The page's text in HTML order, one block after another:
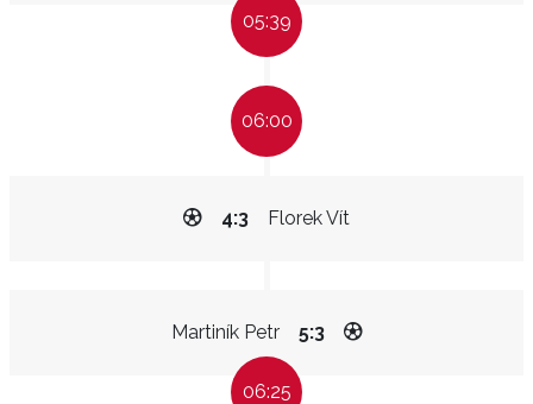
05:39
06:00
Florek Vít
4:3
Martiník Petr 5:3
06:25